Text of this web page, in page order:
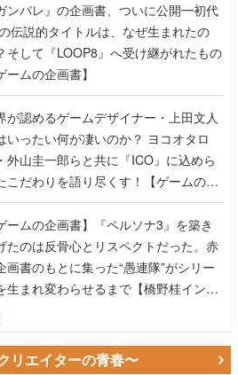
ンパレ』の企画書、ついに公開━初代
伝説的タイトルは、なぜ生まれたの
そして『LOOP8』へ受け継がれたもの
ームの企画書】
が認めるゲームデザイナー・上田文人
いったい何が凄いのか？ ヨコオタロ
外山圭一郎らと共に『ICO』に込めら
こだわりを語り尽くす！【ゲームの企
】
ームの企画書】『ペルソナ3』を築き
たのは反骨心とリスペクトだった。赤
画書のもとに集った“愚連隊”がシリー
生まれ変わらせるまで【橋野桂インタ
ー】
リエイターの青春〜